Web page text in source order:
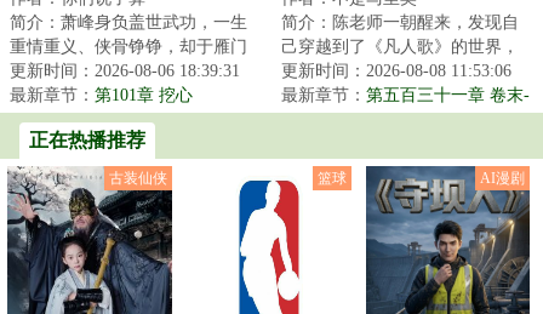
简介：萧峰身负盖世武功，一生
重情重义、侠骨铮铮，却于雁门
关前悲凉自尽。一朝魂穿笑傲江
湖，化作华山大...
更新时间：2026-08-06 18:39:31
最新章节： 第101章 挖心
简介：陈老师一朝醒来，发现自
己穿越到了《凡人歌》的世界，
并绑定了一件名为“降维打击”的神
器。第一个...
更新时间：2026-08-08 11:53:06
最新章节： 第五百三十一章 卷末-
正在热播推荐
古装仙侠 篮球 AI漫剧